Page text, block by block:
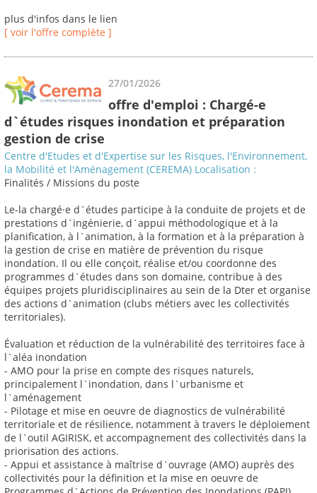
plus d'infos dans le lien
[ voir l'offre complète ]
27/01/2026
offre d'emploi : Chargé-e
d`études risques inondation et préparation
gestion de crise
Centre d'Etudes et d'Expertise sur les Risques, l'Environnement,
la Mobilité et l'Aménagement (CEREMA) Localisation :
Finalités / Missions du poste
Le-la chargé·e d`études participe à la conduite de projets et de
prestations d`ingénierie, d`appui méthodologique et à la
planification, à l`animation, à la formation et à la préparation à
la gestion de crise en matière de prévention du risque
inondation. Il ou elle conçoit, réalise et/ou coordonne des
programmes d`études dans son domaine, contribue à des
équipes projets pluridisciplinaires au sein de la Dter et organise
des actions d`animation (clubs métiers avec les collectivités
territoriales).
Évaluation et réduction de la vulnérabilité des territoires face à
l`aléa inondation
- AMO pour la prise en compte des risques naturels,
principalement l`inondation, dans l`urbanisme et
l`aménagement
- Pilotage et mise en oeuvre de diagnostics de vulnérabilité
territoriale et de résilience, notamment à travers le déploiement
de l`outil AGIRISK, et accompagnement des collectivités dans la
priorisation des actions.
- Appui et assistance à maîtrise d`ouvrage (AMO) auprès des
collectivités pour la définition et la mise en oeuvre de